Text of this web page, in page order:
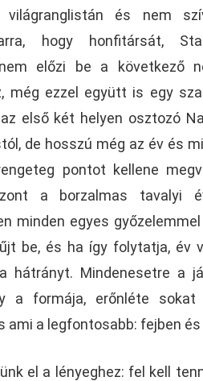
világranglistán és nem
hogy honfitársát,
előzi be a következő
még ezzel együtt is egy
első két helyen osztozó
de hosszú még az év és
pontot kellene
a borzalmas tavalyi
minden egyes
be, és ha így folytatja, év
hátrányt. Mindenesetre a
a formája, erőnléte sokat
ami a legfontosabb: fejben
el a lényeghez: fel kell